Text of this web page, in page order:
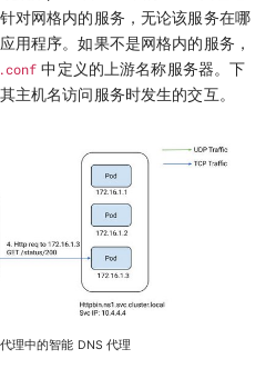
对网格内的服务，无论该服务在哪
用程序。如果不是网格内的服务，
中定义的上游名称服务器。下
主机名访问服务时发生的交互。
理中的智能 DNS 代理